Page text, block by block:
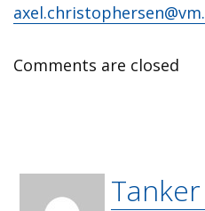
Comments are closed